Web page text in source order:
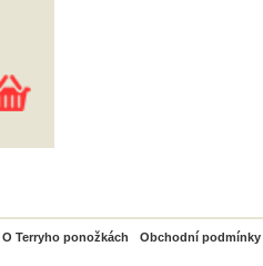
O Terryho ponožkách Obchodní podmínky
PayPal